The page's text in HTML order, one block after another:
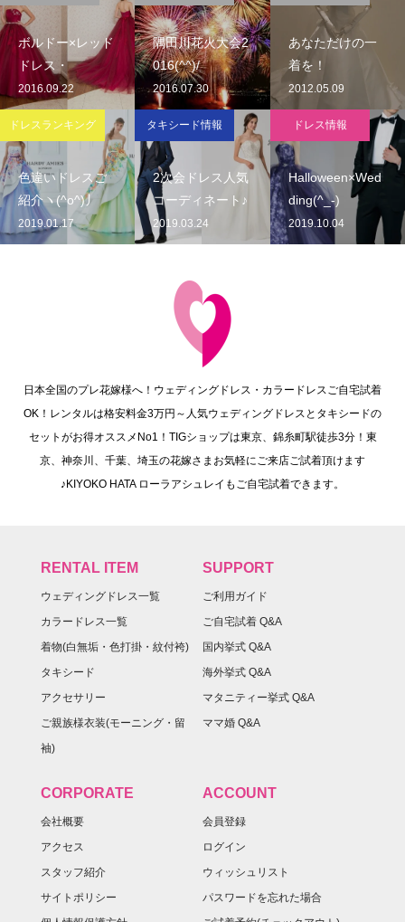
ボルドー×レッド
ドレス・
2016.09.22
隅田川花火大会2
016(^^)/
2016.07.30
あなただけの一
着を！
2012.05.09
色違いドレスご
紹介ヽ(^o^)丿
2019.01.17
ドレスランキング
2次会ドレス人気
コーディネート♪
2019.03.24
タキシード情報
Halloween×Wed
ding(^_-)
2019.10.04
ドレス情報
日本全国のプレ花嫁様へ！ウェディングドレス・カラードレスご自宅試着
OK！レンタルは格安料金3万円～人気ウェディングドレスとタキシードの
セットがお得オススメNo1！TIGショップは東京、錦糸町駅徒歩3分！東
京、神奈川、千葉、埼玉の花嫁さまお気軽にご来店ご試着頂けます
♪KIYOKO HATA ローラアシュレイもご自宅試着できます。
RENTAL ITEM
ウェディングドレス一覧
カラードレス一覧
着物(白無垢・色打掛・紋付袴)
タキシード
アクセサリー
ご親族様衣装(モーニング・留
袖)
SUPPORT
ご利用ガイド
ご自宅試着 Q&A
国内挙式 Q&A
海外挙式 Q&A
マタニティー挙式 Q&A
ママ婚 Q&A
CORPORATE
会社概要
アクセス
スタッフ紹介
サイトポリシー
ACCOUNT
会員登録
ログイン
ウィッシュリスト
パスワードを忘れた場合